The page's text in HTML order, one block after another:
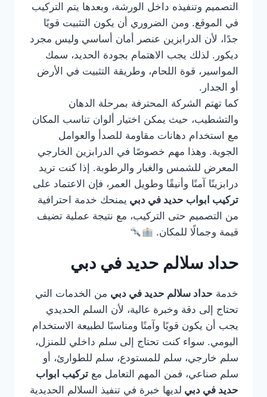
التصميم وتنفيذه داخل الورشة، وبعدها يتم التركيب
في الموقع. ومن الضروري أن يكون التثبيت قويًا
جدًا، لأن الدرابزين عنصر أمان أساسي وليس مجرد
ديكور. لذلك يجب الاهتمام بجودة الحديد، سمك
المواسير، قوة اللحام، وطريقة التثبيت في الأرض
أو الجدار.
كما تهتم الشركة المحترفة بمرحلة الدهان
والتشطيب، حيث يمكن اختيار ألوان تناسب المكان
مع استخدام دهانات مقاومة للصدأ والعوامل
الجوية. وهذا مهم خصوصًا في الدرابزين الخارجي
المعرض للشمس والغبار والرطوبة. إذا كنت تريد
درابزينًا آمنًا وأنيقًا وطويل العمر، فإن الاعتماد على
تركيب ابواب حديد في دبي يمنحك خدمة احترافية
من التصميم حتى التركيب، مع نتيجة عملية تضيف
قيمة وجمالًا للمكان.
حداد سلالم حديد في دبي
خدمة حداد سلالم حديد في دبي من الخدمات التي
تحتاج إلى دقة وخبرة عالية، لأن السلم الحديدي
يجب أن يكون قويًا وآمنًا ومناسبًا لطبيعة الاستخدام
اليومي. سواء كنت تحتاج إلى سلم داخلي للمنزل،
سلم خارجي، سلم للمستودع، سلم للطوارئ، أو
سلم صناعي، فمن المهم التعامل مع تركيب ابواب
حديد في دبي لديها خبرة في تنفيذ السلالم الحديدية